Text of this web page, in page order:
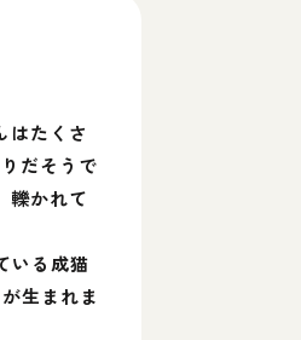
はたくさ
だそうで
轢かれて
いる成猫
生まれま